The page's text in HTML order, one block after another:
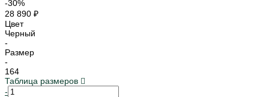
-30%
28 890 ₽
Цвет
Черный
-
Размер
-
164
Таблица размеров
-